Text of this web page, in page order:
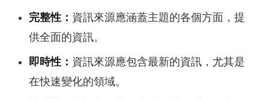
完整性： 資訊來源應涵蓋主題的各個方面，提
供全面的資訊。
即時性： 資訊來源應包含最新的資訊，尤其是
在快速變化的領域。